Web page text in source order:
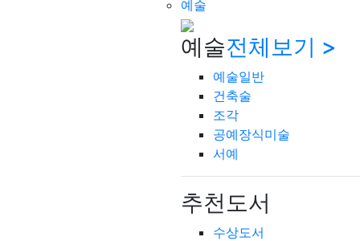
예술
예술전체보기 >
예술일반
건축술
조각
공예장식미술
서예
추천도서
수상도서